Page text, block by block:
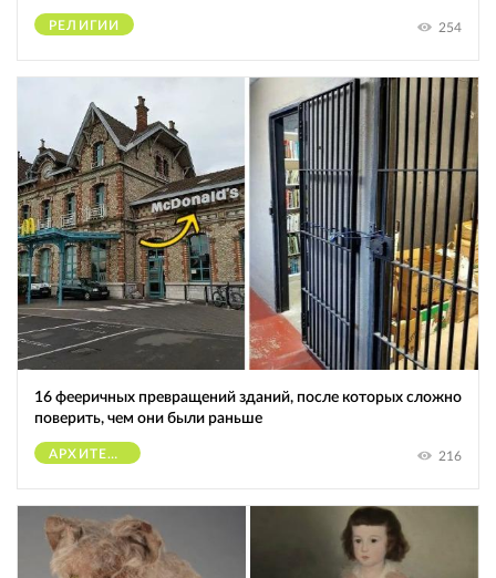
РЕЛИГИИ 254
16 фееричных превращений зданий, после которых сложно
поверить, чем они были раньше
АРХИТЕКТУРА 216